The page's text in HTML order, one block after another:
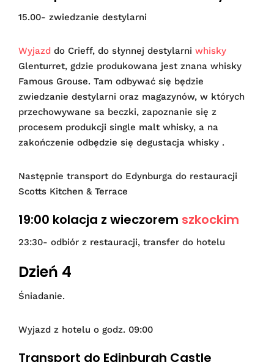
15.00- zwiedzanie destylarni
Wyjazd do Crieff, do słynnej destylarni whisky
Glenturret, gdzie produkowana jest znana whisky
Famous Grouse. Tam odbywać się będzie
zwiedzanie destylarni oraz magazynów, w których
przechowywane sa beczki, zapoznanie się z
procesem produkcji single malt whisky, a na
zakończenie odbędzie się degustacja whisky .
Następnie transport do Edynburga do restauracji
Scotts Kitchen & Terrace
19:00 kolacja z wieczorem szkockim
23:30- odbiór z restauracji, transfer do hotelu
Dzień 4
Śniadanie.
Wyjazd z hotelu o godz. 09:00
Transport do Edinburgh Castle